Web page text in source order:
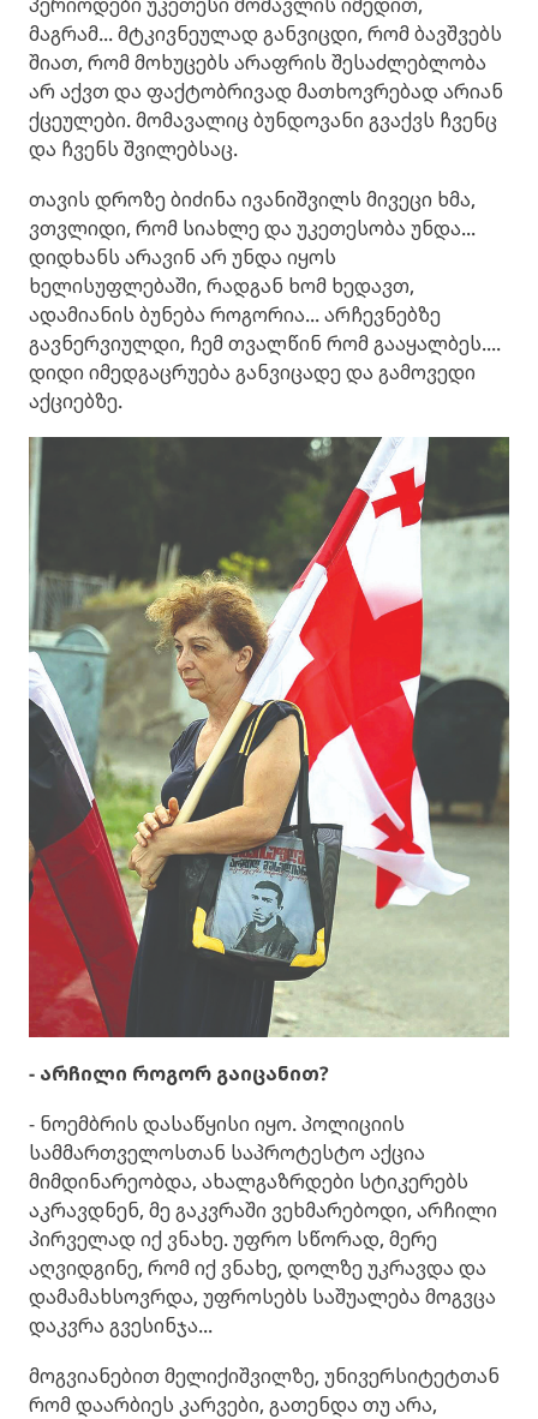
მაგრამ... მტკივნეულად განვიცდი, რომ ბავშვებს
შიათ, რომ მოხუცებს არაფრის შესაძლებლობა
არ აქვთ და ფაქტობრივად მათხოვრებად არიან
ქცეულები. მომავალიც ბუნდოვანი გვაქვს ჩვენც
და ჩვენს შვილებსაც.
თავის დროზე ბიძინა ივანიშვილს მივეცი ხმა,
ვთვლიდი, რომ სიახლე და უკეთესობა უნდა...
დიდხანს არავინ არ უნდა იყოს
ხელისუფლებაში, რადგან ხომ ხედავთ,
ადამიანის ბუნება როგორია... არჩევნებზე
გავნერვიულდი, ჩემ თვალწინ რომ გააყალბეს....
დიდი იმედგაცრუება განვიცადე და გამოვედი
აქციებზე.
- არჩილი როგორ გაიცანით?
- ნოემბრის დასაწყისი იყო. პოლიციის
სამმართველოსთან საპროტესტო აქცია
მიმდინარეობდა, ახალგაზრდები სტიკერებს
აკრავდნენ, მე გაკვრაში ვეხმარებოდი, არჩილი
პირველად იქ ვნახე. უფრო სწორად, მერე
აღვიდგინე, რომ იქ ვნახე, დოლზე უკრავდა და
დამამახსოვრდა, უფროსებს საშუალება მოგვცა
დაკვრა გვესინჯა...
მოგვიანებით მელიქიშვილზე, უნივერსიტეტთან
რომ დაარბიეს კარვები, გათენდა თუ არა,